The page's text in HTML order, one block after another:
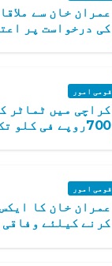
عمران خان سے
کی درخواست پر
قومی امور
کراچی میں ٹماٹر
700روپے فی کلو تک پہنچ گئی
قومی امور
عمران خان کا
کرنے کیلئے